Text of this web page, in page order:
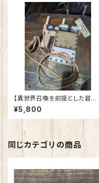
【異世界召喚を前提とした冒険
者のベルトⅠ型】～ダンジョンタ
イムキーパー～ レザーベルト 本
革 和装 スチームパンク ゴシッ
ク コスプレ 日本製
¥5,800
同じカテゴリの商品